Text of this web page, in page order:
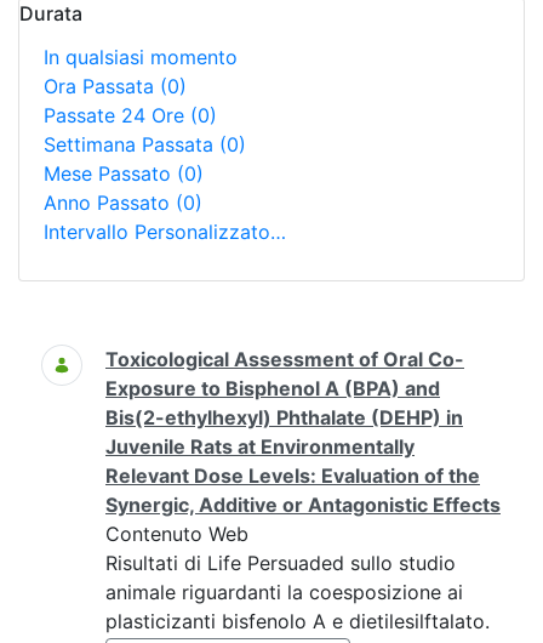
Durata
In qualsiasi momento
Ora Passata (0)
Passate 24 Ore (0)
Settimana Passata (0)
Mese Passato (0)
Anno Passato (0)
Intervallo Personalizzato…
Ricerca
Toxicological Assessment of Oral Co-
Exposure to Bisphenol A (BPA) and
Bis(2-ethylhexyl) Phthalate (DEHP) in
Juvenile Rats at Environmentally
Relevant Dose Levels: Evaluation of the
Synergic, Additive or Antagonistic Effects
Contenuto Web
Risultati di Life Persuaded sullo studio
animale riguardanti la coesposizione ai
plasticizanti bisfenolo A e dietilesilftalato.